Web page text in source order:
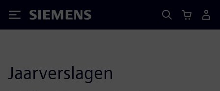
Siemens
Jaarverslagen